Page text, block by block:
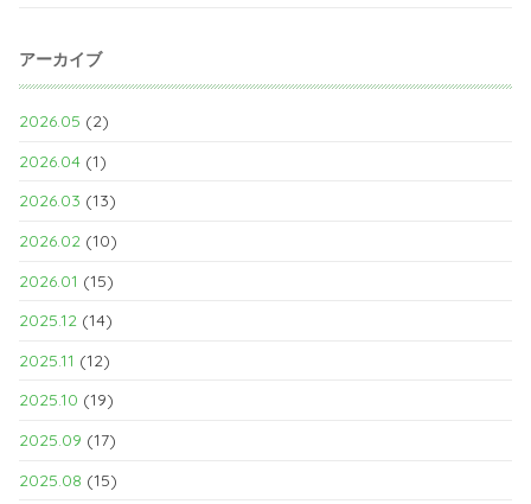
アーカイブ
2026.05 (2)
2026.04 (1)
2026.03 (13)
2026.02 (10)
2026.01 (15)
2025.12 (14)
2025.11 (12)
2025.10 (19)
2025.09 (17)
2025.08 (15)